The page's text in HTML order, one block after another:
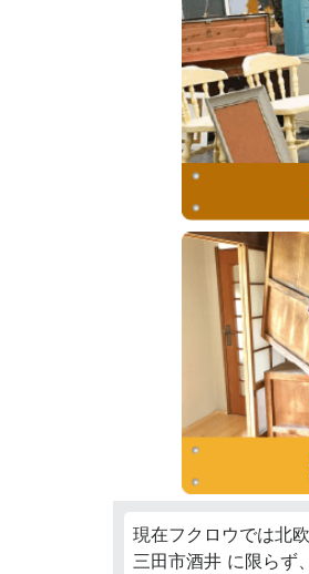
現在フクロウでは北
三田市酒井 に限らず